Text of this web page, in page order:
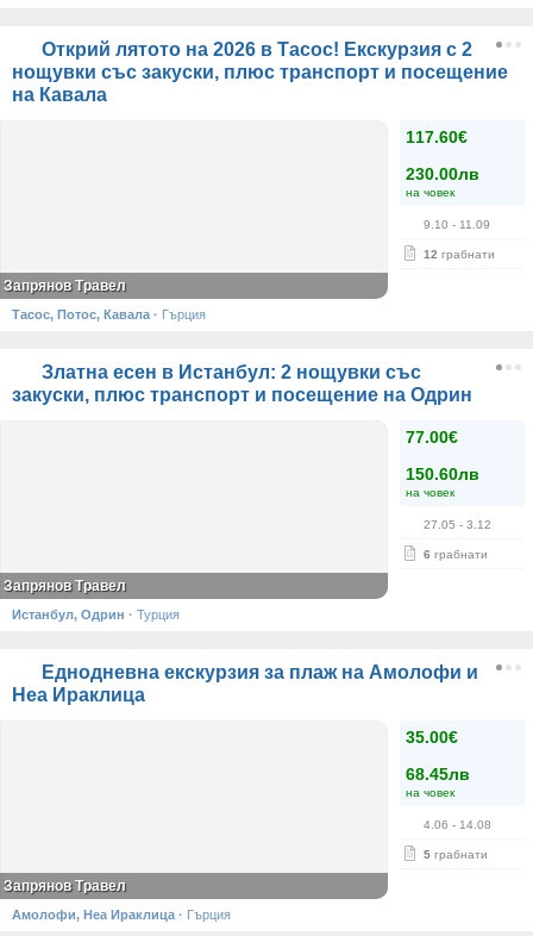
Открий лятото на 2026 в Тасос! Екскурзия с 2
нощувки със закуски, плюс транспорт и посещение
на Кавала
117.60€
230.00лв
на човек
9.10 - 11.09
12 грабнати
Запрянов Травел
Тасос, Потос, Кавала · Гърция
Златна есен в Истанбул: 2 нощувки със
закуски, плюс транспорт и посещение на Одрин
77.00€
150.60лв
на човек
27.05 - 3.12
6 грабнати
Запрянов Травел
Истанбул, Одрин · Турция
Еднодневна екскурзия за плаж на Амолофи и
Неа Ираклица
35.00€
68.45лв
на човек
4.06 - 14.08
5 грабнати
Запрянов Травел
Амолофи, Неа Ираклица · Гърция